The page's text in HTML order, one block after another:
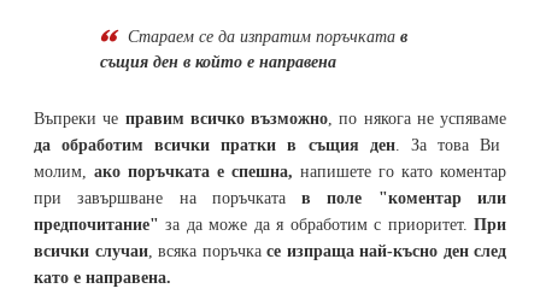
Стараем се да изпратим поръчката в
същия ден в който е направена
Въпреки че правим всичко възможно, по някога не успяваме
да обработим всички пратки в същия ден. За това Ви
молим, ако поръчката е спешна, напишете го като коментар
при завършване на поръчкатав поле "коментар или
предпочитание" за да може да я обработим с приоритет. При
всички случаи, всяка поръчка се изпраща най-късно ден след
като е направена.